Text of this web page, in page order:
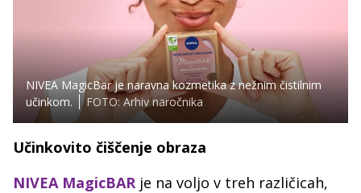
NIVEA MagicBar je naravna kozmetika z nežnim čistilnim
učinkom.
FOTO: Arhiv naročnika
Učinkovito čiščenje obraza
NIVEA MagicBARje na voljo v treh različicah,